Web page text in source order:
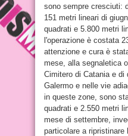
sono sempre cresciuti:
151 metri lineari di
quadrati e 5.800 metri
l'operazione è costata
attenzione e cura è
mese, alla segnaletica
Cimitero di Catania e di
Galermo e nelle vie
in queste zone, sono
quadrati e 2.550 metri
mese di settembre,
particolare a